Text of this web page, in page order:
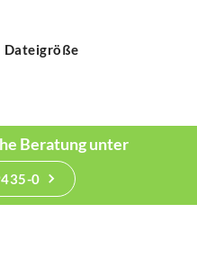
Dateigröße
Beratung unter
0